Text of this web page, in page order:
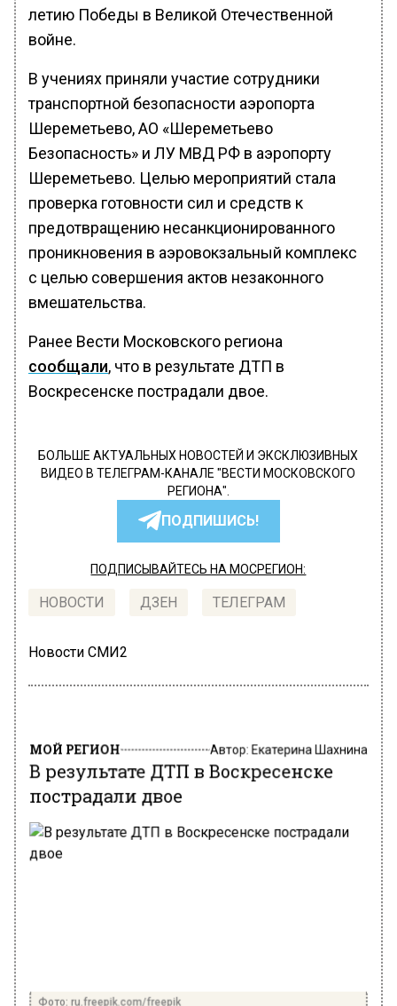
летию Победы в Великой Отечественной
войне.
В учениях приняли участие сотрудники
транспортной безопасности аэропорта
Шереметьево, АО «Шереметьево
Безопасность» и ЛУ МВД РФ в аэропорту
Шереметьево. Целью мероприятий стала
проверка готовности сил и средств к
предотвращению несанкционированного
проникновения в аэровокзальный комплекс
с целью совершения актов незаконного
вмешательства.
Ранее Вести Московского региона
сообщали, что в результате ДТП в
Воскресенске пострадали двое.
БОЛЬШЕ АКТУАЛЬНЫХ НОВОСТЕЙ И ЭКСКЛЮЗИВНЫХ
ВИДЕО В ТЕЛЕГРАМ-КАНАЛЕ "ВЕСТИ МОСКОВСКОГО
РЕГИОНА".
ПОДПИШИСЬ!
ПОДПИСЫВАЙТЕСЬ НА МОСРЕГИОН:
НОВОСТИ ДЗЕН ТЕЛЕГРАМ
Новости СМИ2
МОЙ РЕГИОН Автор: Екатерина Шахнина
В результате ДТП в Воскресенске
пострадали двое
Фото: ru.freepik.com/freepik